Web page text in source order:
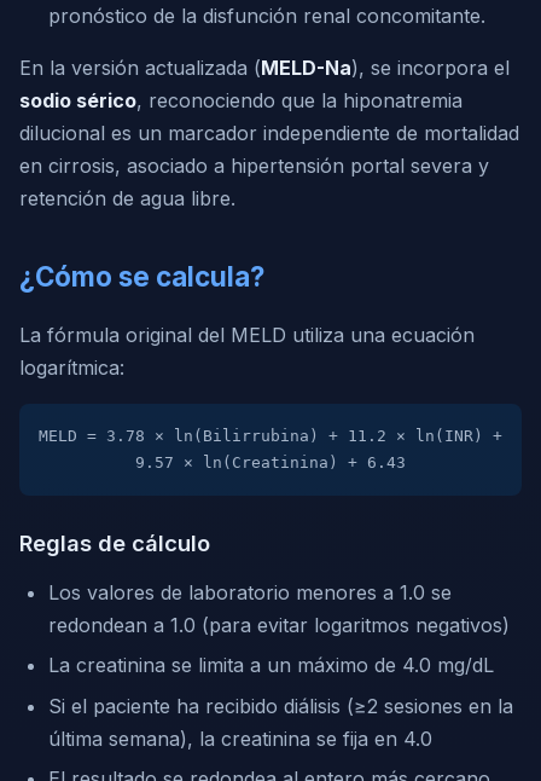
pronóstico de la disfunción renal concomitante.
En la versión actualizada (MELD-Na), se incorpora el
sodio sérico, reconociendo que la hiponatremia
dilucional es un marcador independiente de mortalidad
en cirrosis, asociado a hipertensión portal severa y
retención de agua libre.
¿Cómo se calcula?
La fórmula original del MELD utiliza una ecuación
logarítmica:
MELD = 3.78 × ln(Bilirrubina) + 11.2 × ln(INR) +
9.57 × ln(Creatinina) + 6.43
Reglas de cálculo
Los valores de laboratorio menores a 1.0 se
redondean a 1.0 (para evitar logaritmos negativos)
La creatinina se limita a un máximo de 4.0 mg/dL
Si el paciente ha recibido diálisis (≥2 sesiones en la
última semana), la creatinina se fija en 4.0